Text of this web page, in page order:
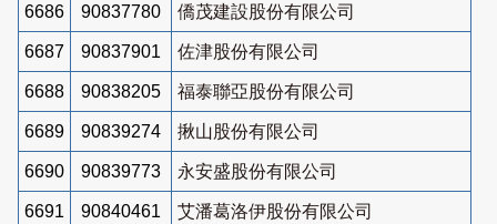
6686 90837780 僑茂建設股份有限公司
6687 90837901 佐津股份有限公司
6688 90838205 福泰聯亞股份有限公司
6689 90839274 揪山股份有限公司
6690 90839773 永安盛股份有限公司
6691 90840461 艾潘葛洛伊股份有限公司